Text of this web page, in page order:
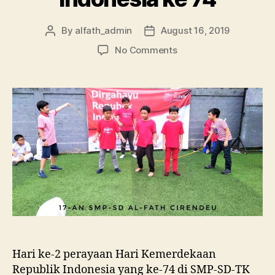
By alfath_admin
August 16, 2019
No Comments
Hari ke-2 perayaan Hari Kemerdekaan
Republik Indonesia yang ke-74 di SMP-SD-TK